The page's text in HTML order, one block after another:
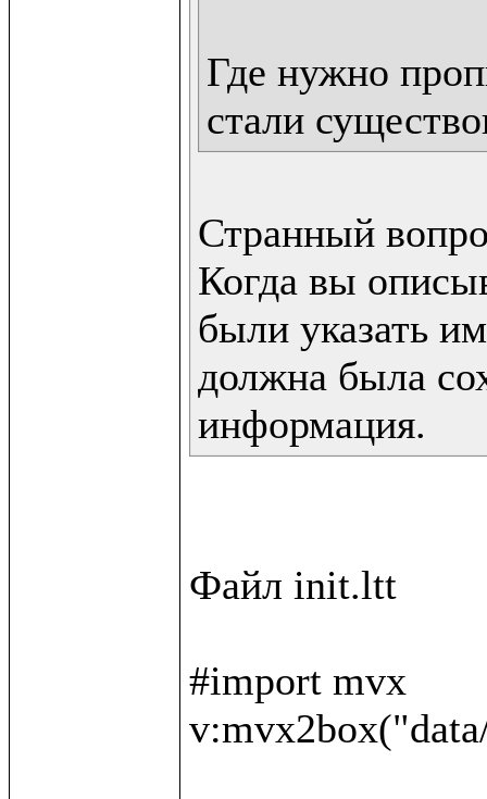
Где нужно
стали
Странный
Когда вы
были указать
должна была
информация.
Файл init.ltt
#import mvx